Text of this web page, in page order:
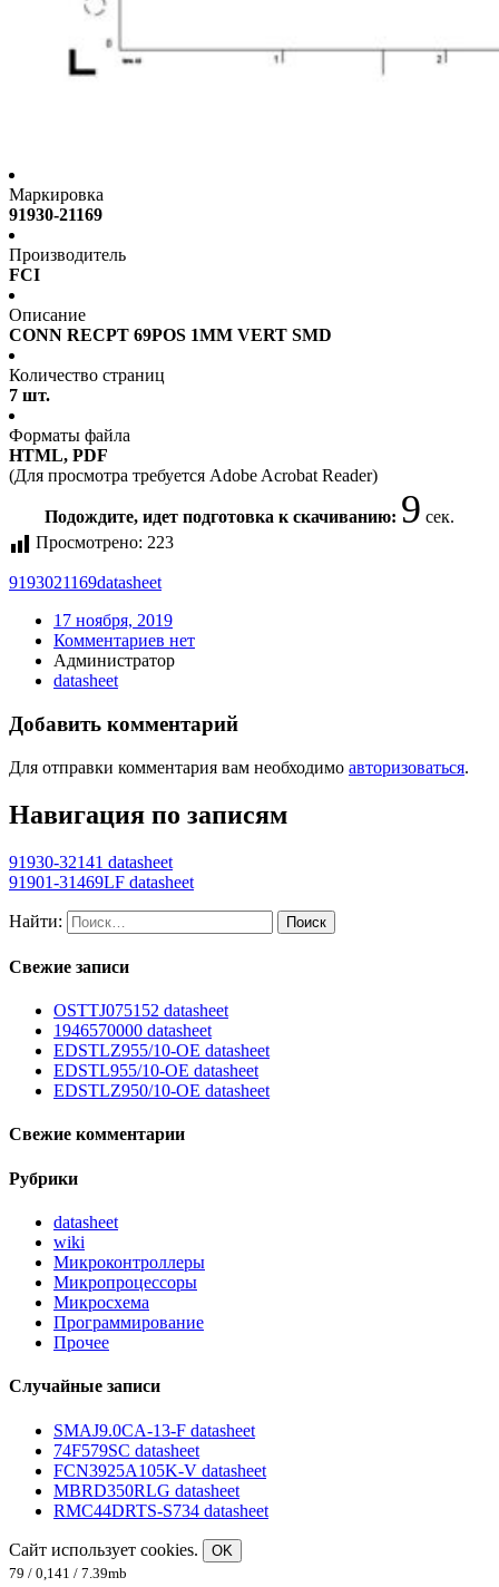
Маркировка
91930-21169
Производитель
FCI
Описание
CONN RECPT 69POS 1MM VERT SMD
Количество страниц
7 шт.
Форматы файла
HTML, PDF
(Для просмотра требуется Adobe Acrobat Reader)
Подождите, идет подготовка к скачиванию: 9 сек.
Просмотрено: 223
9193021169datasheet
17 ноября, 2019
Комментариев нет
Администратор
datasheet
Добавить комментарий
Для отправки комментария вам необходимо авторизоваться.
Навигация по записям
91930-32141 datasheet
91901-31469LF datasheet
Найти:
Свежие записи
OSTTJ075152 datasheet
1946570000 datasheet
EDSTLZ955/10-OE datasheet
EDSTL955/10-OE datasheet
EDSTLZ950/10-OE datasheet
Свежие комментарии
Рубрики
datasheet
wiki
Микроконтроллеры
Микропроцессоры
Микросхема
Программирование
Прочее
Случайные записи
SMAJ9.0CA-13-F datasheet
74F579SC datasheet
FCN3925A105K-V datasheet
MBRD350RLG datasheet
RMC44DRTS-S734 datasheet
Сайт использует cookies.
OK
79 / 0,141 / 7.39mb